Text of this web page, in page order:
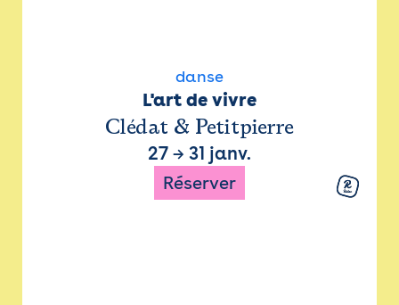
danse
L'art de vivre
Clédat & Petitpierre
27 → 31 janv.
Réserver